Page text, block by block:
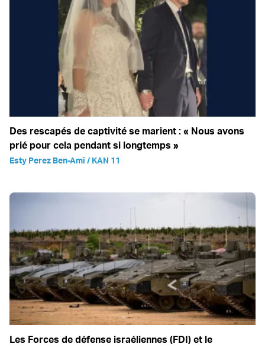
Des rescapés de captivité se marient : « Nous avons
prié pour cela pendant si longtemps »
Esty Perez Ben-Ami / KAN 11
Les Forces de défense israéliennes (FDI) et le